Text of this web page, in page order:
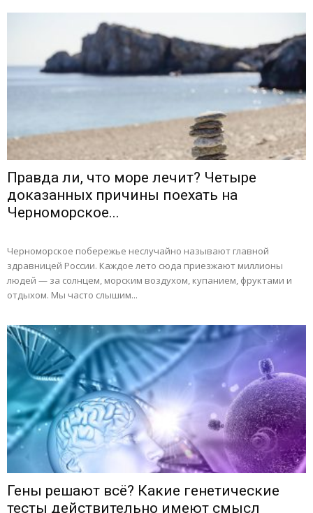
Правда ли, что море лечит? Четыре
доказанных причины поехать на
Черноморское...
Черноморское побережье неслучайно называют главной
здравницей России. Каждое лето сюда приезжают миллионы
людей — за солнцем, морским воздухом, купанием, фруктами и
отдыхом. Мы часто слышим...
Гены решают всё? Какие генетические
тесты действительно имеют смысл